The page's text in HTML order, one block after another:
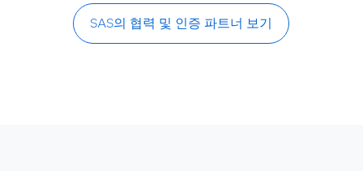
SAS의 협력 및 인증 파트너 보기